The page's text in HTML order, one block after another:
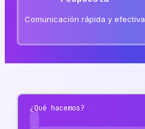
Comunicación rápida y efectiva
¿Qué hacemos?